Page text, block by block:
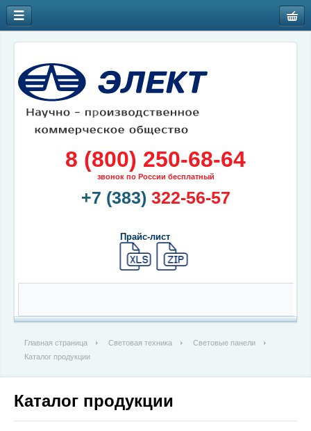
8 (800) 250-68-64
звонок по России бесплатный
+7 (383) 322-56-57
Прайс-лист
Главная страница Световая техника
Световые панели
Каталог продукции
Каталог продукции